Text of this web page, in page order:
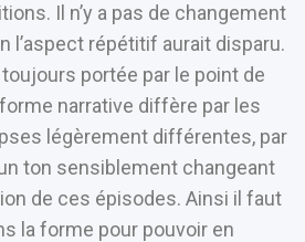
Il n’y a pas de changement
l’aspect répétitif aurait disparu.
portée par le point de
narrative diffère par les
légèrement différentes, par
ton sensiblement changeant
de ces épisodes. Ainsi il faut
la forme pour pouvoir en